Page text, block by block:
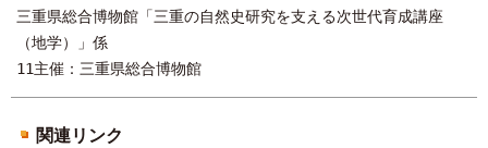
三重県総合博物館「三重の自然史研究を支える次世代育成講座
（地学）」係
11主催：三重県総合博物館
関連リンク